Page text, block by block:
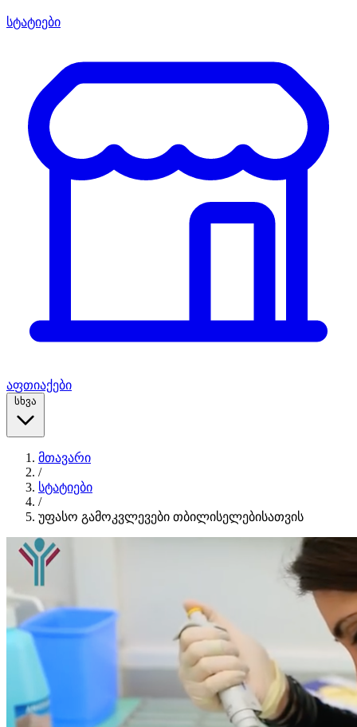
სტატიები
აფთიაქები
სხვა
მთავარი
/
სტატიები
/
უფასო გამოკვლევები თბილისელებისათვის